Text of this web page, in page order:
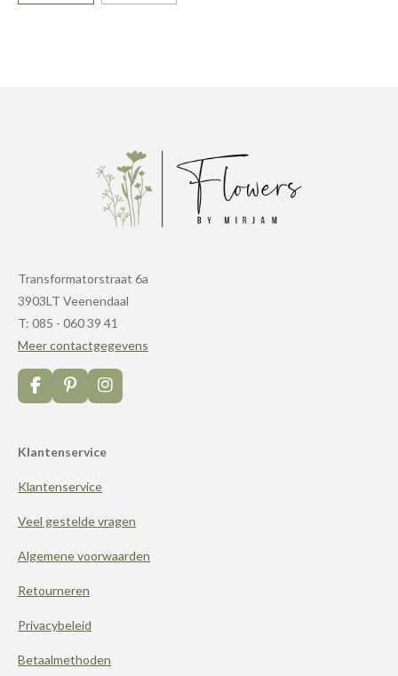
Transformatorstraat 6a
3903LT Veenendaal
T: 085 - 060 39 41
Meer contactgegevens
F
a
b
o
P
i
e
e
t
I
n
a
m
Klantenservice
Klantenservice
Veel gestelde vragen
Algemene voorwaarden
Retourneren
Privacybeleid
Betaalmethoden